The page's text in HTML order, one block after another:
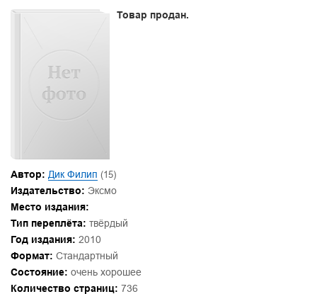
Товар продан.
Автор: Дик Филип (15)
Издательство: Эксмо
Место издания:
Тип переплёта: твёрдый
Год издания: 2010
Формат: Стандартный
Состояние: очень хорошее
Количество страниц: 736